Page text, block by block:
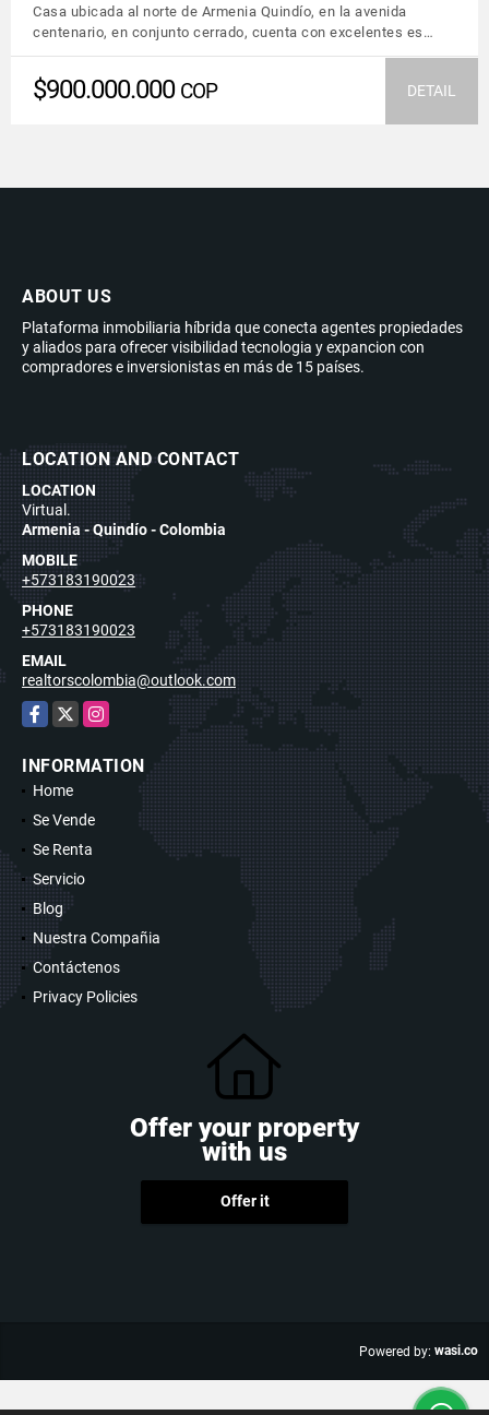
Casa ubicada al norte de Armenia Quindío, en la avenida
centenario, en conjunto cerrado, cuenta con excelentes es…
$900.000.000 COP DETAIL
ABOUT US
Plataforma inmobiliaria híbrida que conecta agentes propiedades
y aliados para ofrecer visibilidad tecnologia y expancion con
compradores e inversionistas en más de 15 países.
LOCATION AND CONTACT
LOCATION
Virtual.
Armenia - Quindío - Colombia
MOBILE
+573183190023
PHONE
+573183190023
EMAIL
realtorscolombia@outlook.com
Facebook
X Instagram
INFORMATION
Home
Se Vende
Se Renta
Servicio
Blog
Nuestra Compañia
Contáctenos
Privacy Policies
Offer your property
with us
Offer it
Powered by: wasi.co